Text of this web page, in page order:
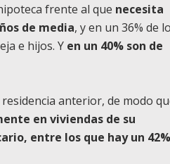
frente al que necesita
de media, y en un 36% de
e hijos. Y en un 40% son de
anterior, de modo
en viviendas de su
entre los que hay un 42%